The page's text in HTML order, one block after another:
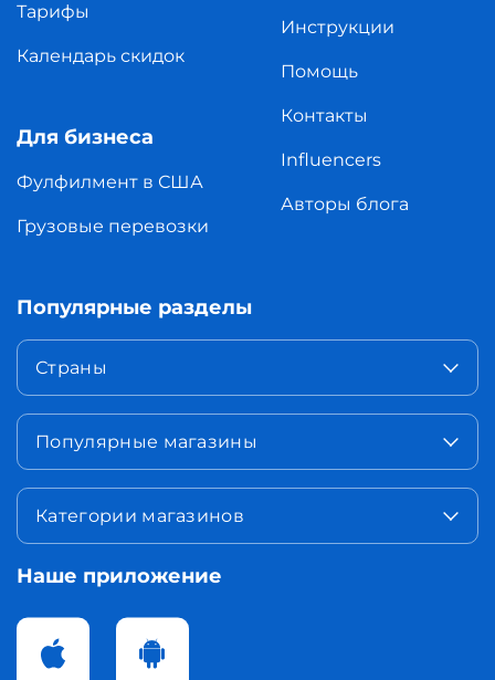
Тарифы
Календарь скидок
Для бизнеса
Фулфилмент в США
Грузовые перевозки
Инструкции
Помощь
Контакты
Influencers
Авторы блога
Популярные разделы
Страны
Популярные магазины
Категории магазинов
Наше приложение